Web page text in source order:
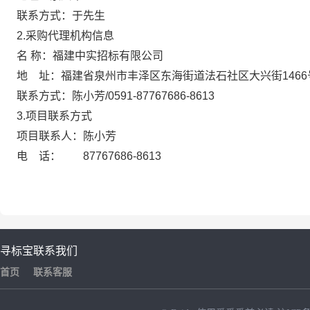
联系方式：于先生
2.采购代理机构信息
名 称：福建中实招标有限公司
地 址：福建省泉州市丰泽区东海街道法石
联系方式：陈小芳/0591-87767686-
3.项目联系方式
项目联系人：陈小芳
电 话： 87767686-8613
寻标宝
首页
联系我们
联系客服